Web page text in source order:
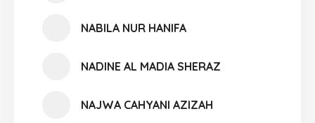
NABILA NUR HANIFA
NADINE AL MADIA SHERAZ
NAJWA CAHYANI AZIZAH